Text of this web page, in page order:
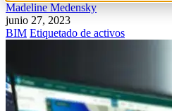
Madeline Medensky
junio 27, 2023
BIM Etiquetado de activos